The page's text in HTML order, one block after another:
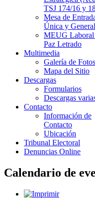
TSJ 174/16 y
Mesa de
Única y General
MEUG Laboral
Paz Letrado
Multimedia
Galería de Fotos
Mapa del Sitio
Descargas
Formularios
Descargas
Contacto
Información de
Contacto
Ubicación
Tribunal Electoral
Denuncias Online
Calendario de